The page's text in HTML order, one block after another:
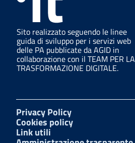
Sito realizzato seguendo le linee
guida di sviluppo per i servizi web
delle PA pubblicate da AGID in
collaborazione con il TEAM PER LA
TRASFORMAZIONE DIGITALE.
Privacy Policy
Cookies policy
Link utili